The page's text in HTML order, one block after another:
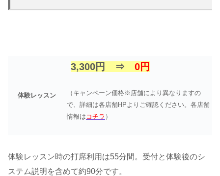
体験レッスン
3,300円 ⇒ 0円
（キャンペーン価格※店舗により異なりますの
で、詳細は各店舗HPよりご確認ください。各店舗
情報は コチラ ）
体験レッスン時の打席利用は55分間。受付と体験後のシ
ステム説明を含めて約90分です。